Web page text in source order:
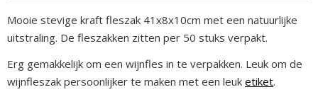
Mooie stevige kraft fleszak 41x8x10cm met een natuurlijke
uitstraling. De fleszakken zitten per 50 stuks verpakt.
Erg gemakkelijk om een wijnfles in te verpakken. Leuk om de
wijnfleszak persoonlijker te maken met een leuk etiket.